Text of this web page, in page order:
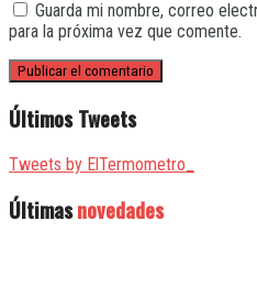
Guarda mi nombre, correo
para la próxima vez que comente.
Últimos Tweets
Tweets by ElTermometro_
Últimasnovedades